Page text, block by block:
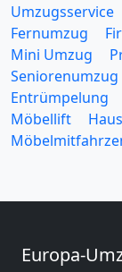
Umzugsservice
Fernumzug
Mini Umzug
Seniorenumzug
Entrümpelung
Möbellift
Europa-